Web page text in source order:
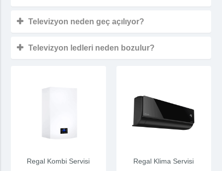
Televizyon neden geç açılıyor?
Televizyon ledleri neden bozulur?
Regal Kombi Servisi Regal Klima Servisi